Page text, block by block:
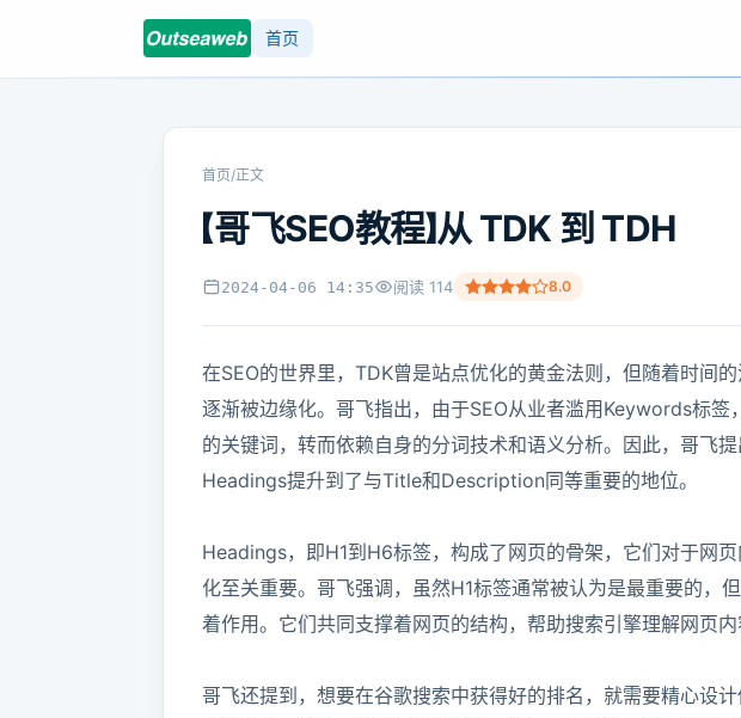
首页
首页/正文
【哥飞SEO教程】从 TDK 到 TDH
2024-04-06 14:35 阅读 114 8.0
在SEO的世界里，TDK曾是站点优化的黄金法则，但随着时间
逐渐被边缘化。哥飞指出，由于SEO从业者滥用Keywords标签
的关键词，转而依赖自身的分词技术和语义分析。因此，哥飞
Headings提升到了与Title和Description同等重要的地位。
Headings，即H1到H6标签，构成了网页的骨架，它们对于网
化至关重要。哥飞强调，虽然H1标签通常被认为是最重要的，
着作用。它们共同支撑着网页的结构，帮助搜索引擎理解网页内
哥飞还提到，想要在谷歌搜索中获得好的排名，就需要精心设